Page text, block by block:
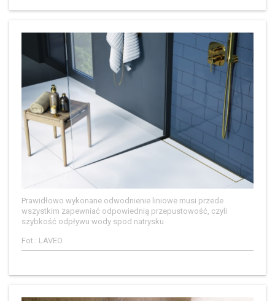
Prawidłowo wykonane odwodnienie liniowe musi przede
wszystkim zapewniać odpowiednią przepustowość, czyli
szybkość odpływu wody spod natrysku
Fot.: LAVEO